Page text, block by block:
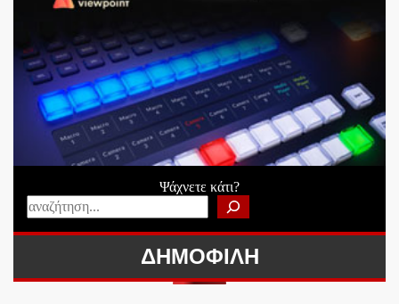
Ψάχνετε κάτι?
ΔΗΜΟΦΙΛΗ